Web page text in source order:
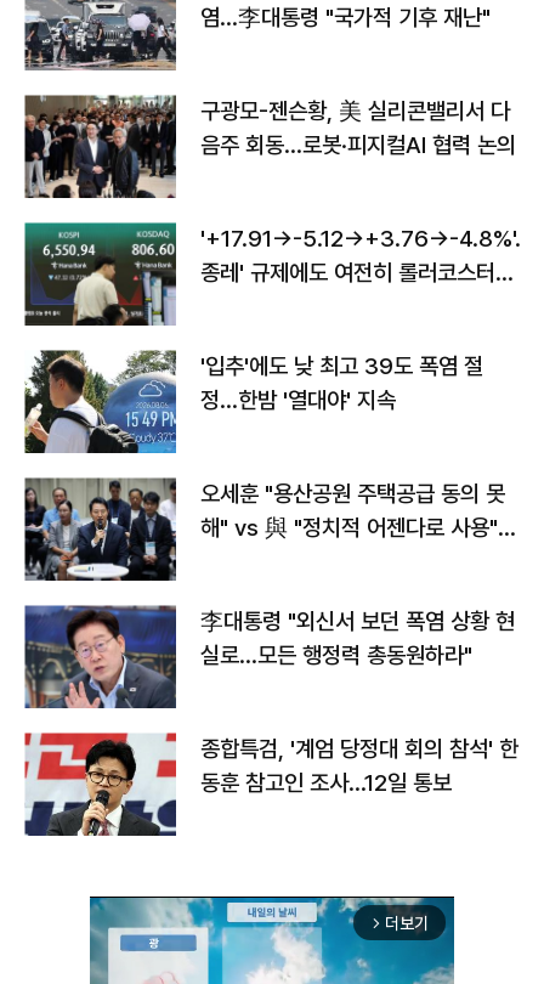
염…李대통령 "국가적 기후 재난"
구광모-젠슨황, 美 실리콘밸리서 다
음주 회동…로봇·피지컬AI 협력 논의
'+17.91→-5.12→+3.76→-4.8%'…'
종레' 규제에도 여전히 롤러코스터
'입추'에도 낮 최고 39도 폭염 절
정…한밤 '열대야' 지속
오세훈 "용산공원 주택공급 동의 못
해" vs 與 "정치적 어젠다로 사용"
李대통령 "외신서 보던 폭염 상황 현
실로…모든 행정력 총동원하라"
종합특검, '계엄 당정대 회의 참석' 한
동훈 참고인 조사...12일 통보
arrow_forward_ios 더보기